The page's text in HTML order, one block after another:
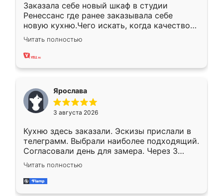
Заказала себе новый шкаф в студии
Ренессанс где ранее заказывала себе
новую кухню.Чего искать, когда качеством
вполне довольна. Служит кухня уже почти
два года, нареканий нет.
Читать полностью
Ярослава
3 августа 2026
Кухню здесь заказали. Эскизы прислали в
телеграмм. Выбрали наиболее подходящий.
Согласовали день для замера. Через 3
недели кухня была уже готова. Остались
довольны работой. Спасибо Ренессанс
мебель за качественную работу!
Читать полностью